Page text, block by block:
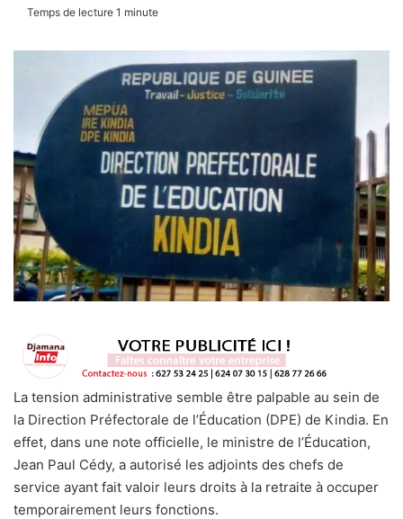
Temps de lecture 1 minute
La tension administrative semble être palpable au sein de
la Direction Préfectorale de l’Éducation (DPE) de Kindia. En
effet, dans une note officielle, le ministre de l’Éducation,
Jean Paul Cédy, a autorisé les adjoints des chefs de
service ayant fait valoir leurs droits à la retraite à occuper
temporairement leurs fonctions.